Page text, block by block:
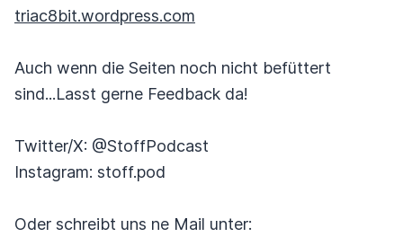
triac8bit.wordpress.com
Auch wenn die Seiten noch nicht befüttert
sind...Lasst gerne Feedback da!
Twitter/X: @StoffPodcast
Instagram: stoff.pod
Oder schreibt uns ne Mail unter: